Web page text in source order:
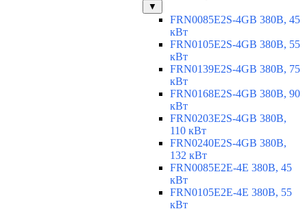
▼
FRN0085E2S-4GB 380В, 45
кВт
FRN0105E2S-4GB 380В, 55
кВт
FRN0139E2S-4GB 380В, 75
кВт
FRN0168E2S-4GB 380В, 90
кВт
FRN0203E2S-4GB 380В,
110 кВт
FRN0240E2S-4GB 380В,
132 кВт
FRN0085E2E-4E 380В, 45
кВт
FRN0105E2E-4E 380В, 55
кВт